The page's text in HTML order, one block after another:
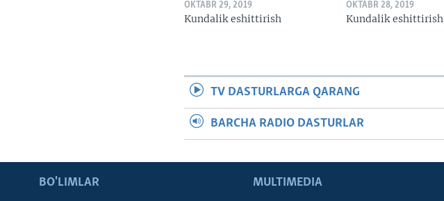
OKTABR 29, 2019
Kundalik eshittirish
OKTABR 28, 2019
Kundalik eshittirish
TV DASTURLARGA QARANG
BARCHA RADIO DASTURLAR
BO'LIMLAR MULTIMEDIA